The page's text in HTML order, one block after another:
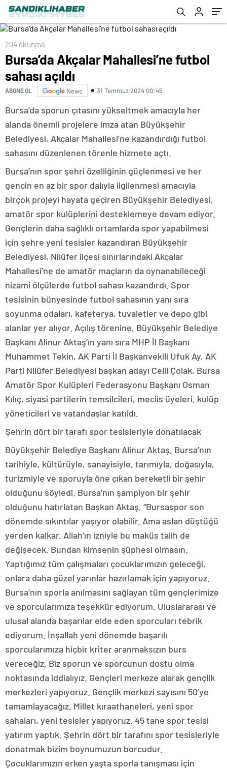
204 okunma
Bursa’da Akçalar Mahallesi’ne futbol
sahası açıldı
ABONE OL News 31 Temmuz 2024 00:45
Bursa’da sporun çıtasını yükseltmek amacıyla her
alanda önemli projelere imza atan Büyükşehir
Belediyesi, Akçalar Mahallesi’ne kazandırdığı futbol
sahasını düzenlenen törenle hizmete açtı.
Bursa’nın spor şehri özelliğinin güçlenmesi ve her
gencin en az bir spor dalıyla ilgilenmesi amacıyla
birçok projeyi hayata geçiren Büyükşehir Belediyesi,
amatör spor kulüplerini desteklemeye devam ediyor.
Gençlerin daha sağlıklı ortamlarda spor yapabilmesi
için şehre yeni tesisler kazandıran Büyükşehir
Belediyesi, Nilüfer ilçesi sınırlarındaki Akçalar
Mahallesi’ne de amatör maçların da oynanabileceği
nizami ölçülerde futbol sahası kazandırdı. Spor
tesisinin bünyesinde futbol sahasının yanı sıra
soyunma odaları, kafeterya, tuvaletler ve depo gibi
alanlar yer alıyor. Açılış törenine, Büyükşehir Belediye
Başkanı Alinur Aktaş’ın yanı sıra MHP İl Başkanı
Muhammet Tekin, AK Parti İl Başkanvekili Ufuk Ay, AK
Parti Nilüfer Belediyesi başkan adayı Celil Çolak, Bursa
Amatör Spor Kulüpleri Federasyonu Başkanı Osman
Kılıç, siyasi partilerin temsilcileri, meclis üyeleri, kulüp
yöneticileri ve vatandaşlar katıldı.
Şehrin dört bir tarafı spor tesisleriyle donatılacak
Büyükşehir Belediye Başkanı Alinur Aktaş, Bursa’nın
tarihiyle, kültürüyle, sanayisiyle, tarımıyla, doğasıyla,
turizmiyle ve sporuyla öne çıkan bereketli bir şehir
olduğunu söyledi. Bursa’nın şampiyon bir şehir
olduğunu hatırlatan Başkan Aktaş, “Bursaspor son
dönemde sıkıntılar yaşıyor olabilir. Ama aslan düştüğü
yerden kalkar. Allah’ın izniyle bu maküs talih de
değişecek. Bundan kimsenin şüphesi olmasın.
Yaptığımız tüm çalışmaları çocuklarımızın geleceği,
onlara daha güzel yarınlar hazırlamak için yapıyoruz.
Bursa’nın sporla anılmasını sağlayan tüm gençlerimize
ve sporcularımıza teşekkür ediyorum. Uluslararası ve
ulusal alanda başarılar elde eden sporcuları tebrik
ediyorum. İnşallah yeni dönemde başarılı
sporcularımıza hiçbir kriter aranmaksızın burs
vereceğiz. Biz sporun ve sporcunun dostu olma
noktasında iddialıyız. Gençleri merkeze alarak gençlik
merkezleri yapıyoruz. Gençlik merkezi sayısını 50’ye
tamamlayacağız. Millet kıraathaneleri, yeni spor
sahaları, yeni tesisler yapıyoruz. 45 tane spor tesisi
yatırım yaptık. Şehrin dört bir tarafını spor tesisleriyle
donatmak bizim boynumuzun borcudur.
Çocuklarımızın erken yaşta sporla tanışması için